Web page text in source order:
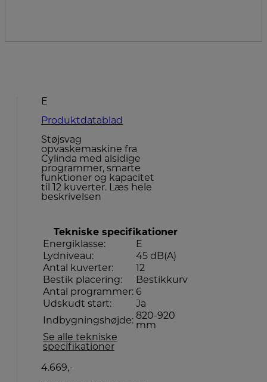
E
Produktdatablad
Støjsvag
opvaskemaskine fra
Cylinda med alsidige
programmer, smarte
funktioner og kapacitet
til 12 kuverter. Læs hele
beskrivelsen
Tekniske specifikationer
Energiklasse:
E
Lydniveau:
45 dB(A)
Antal kuverter:
12
Bestik placering:
Bestikkurv
Antal programmer: 6
Udskudt start:
Ja
Indbygningshøjde: 820-920
mm
Se alle tekniske
specifikationer
4.669,-